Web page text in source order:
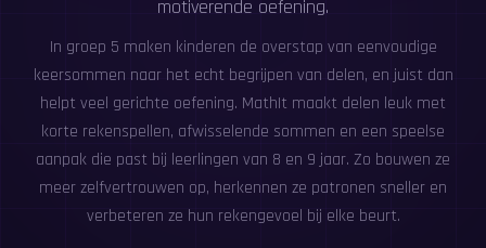
motiverende oefening.
In groep 5 maken kinderen de overstap van eenvoudige
keersommen naar het echt begrijpen van delen, en juist dan
helpt veel gerichte oefening. MathIt maakt delen leuk met
korte rekenspellen, afwisselende sommen en een speelse
aanpak die past bij leerlingen van 8 en 9 jaar. Zo bouwen ze
meer zelfvertrouwen op, herkennen ze patronen sneller en
verbeteren ze hun rekengevoel bij elke beurt.